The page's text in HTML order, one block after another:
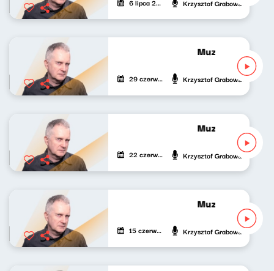
6 lipca 2026 Krzysztof Grabowski
Muzyka bardzo
29 czerwca 2026 Krzysztof Grabowski
Muzyka bardzo
22 czerwca 2026 Krzysztof Grabowski
Muzyka bardzo
15 czerwca 2026 Krzysztof Grabowski